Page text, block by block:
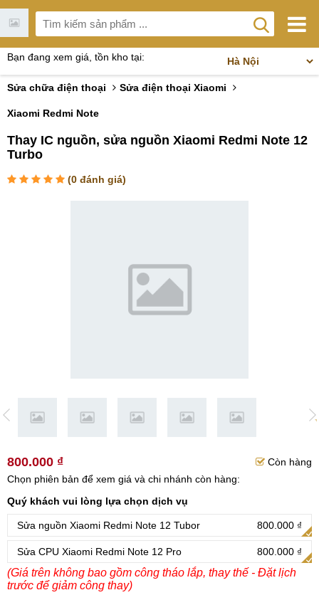
Bạn đang xem giá, tồn kho tại:
Sửa chữa điện thoại Sửa điện thoại Xiaomi
Xiaomi Redmi Note
Thay IC nguồn, sửa nguồn Xiaomi Redmi Note 12
Turbo
(0 đánh giá)
800.000 ₫
Còn hàng
Chọn phiên bản để xem giá và chi nhánh còn hàng:
Quý khách vui lòng lựa chọn dịch vụ
Sửa nguồn Xiaomi Redmi Note 12 Tubor 800.000 ₫
Sửa CPU Xiaomi Redmi Note 12 Pro 800.000 ₫
(Giá trên không bao gồm công tháo lắp, thay thế - Đặt lịch
trước để giảm công thay)